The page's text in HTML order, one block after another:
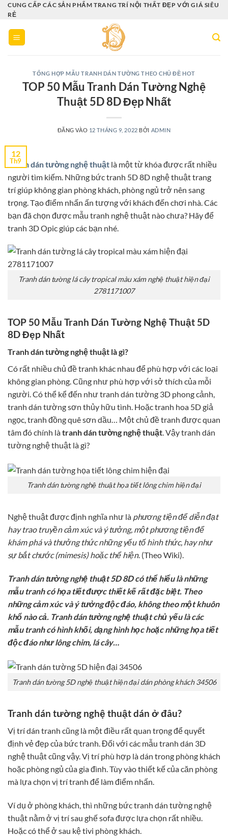
Bỏ
qua
nội
dung
CUNG CẤP CÁC SẢN PHẨM TRANG TRÍ NỘI THẤT ĐẸP VỚI GIÁ SIÊU
RẺ
TỔNG HỢP MẪU TRANH DÁN TƯỜNG THEO CHỦ ĐỀ HOT
TOP 50 Mẫu Tranh Dán Tường Nghệ
Thuật 5D 8D Đẹp Nhất
ĐĂNG VÀO 12 THÁNG 9, 2022 BỞI ADMIN
12
Th9
Tranh dán tường nghệ thuật là một từ khóa được rất nhiều
người tìm kiếm. Những bức tranh 5D 8D nghệ thuật trang
trí giúp không gian phòng khách, phòng ngủ trở nên sang
trọng. Tạo điểm nhấn ấn tượng với khách đến chơi nhà. Các
bạn đã chọn được mẫu tranh nghệ thuật nào chưa? Hãy để
tranh 3D Opic giúp các bạn nhé.
Tranh dán tường lá cây tropical màu xám nghệ thuật hiện đại
2781171007
TOP 50 Mẫu Tranh Dán Tường Nghệ Thuật 5D
8D Đẹp Nhất
Tranh dán tường nghệ thuật là gì?
Có rất nhiều chủ đề tranh khác nhau để phù hợp với các loại
không gian phòng. Cũng như phù hợp với sở thích của mỗi
người. Có thể kể đến như tranh dán tường 3D phong cảnh,
tranh dán tường sơn thủy hữu tình. Hoặc tranh hoa 5D giả
ngọc, tranh đồng quê sơn dầu… Một chủ đề tranh được quan
tâm đó chính làtranh dán tường nghệ thuật. Vậy tranh dán
tường nghệ thuật là gì?
Tranh dán tường nghệ thuật họa tiết lông chim hiện đại
Nghệ thuật được định nghĩa như là phương tiện để diễn đạt
hay trao truyền cảm xúc và ý tưởng, một phương tiện để
khám phá và thưởng thức những yếu tố hình thức, hay như
sự bắt chước (mimesis) hoặc thể hiện. (Theo Wiki).
Tranh dán tường nghệ thuật 5D 8D có thể hiểu là những
mẫu tranh có họa tiết được thiết kế rất đặc biệt. Theo
những cảm xúc và ý tưởng độc đáo, không theo một khuôn
khổ nào cả. Tranh dán tường nghệ thuật chủ yếu là các
mẫu tranh có hình khối, dạng hình học hoặc những họa tiết
độc đáo như lông chim, lá cây…
Tranh dán tường 5D nghệ thuật hiện đại dán phòng khách 34506
Tranh dán tường nghệ thuật dán ở đâu?
Vị trí dán tranh cũng là một điều rất quan trọng để quyết
định vẻ đẹp của bức tranh. Đối với các mẫu tranh dán 3D
nghệ thuật cũng vậy. Vị trí phù hợp là dán trong phòng khách
hoặc phòng ngủ của gia đình. Tùy vào thiết kế của căn phòng
mà lựa chọn vị trí tranh để làm điểm nhấn.
Ví dụ ở phòng khách, thì những bức tranh dán tường nghệ
thuật nằm ở vị trí sau ghế sofa được lựa chọn rất nhiều.
Hoặc có thể ở sau kệ tivi phòng khách.